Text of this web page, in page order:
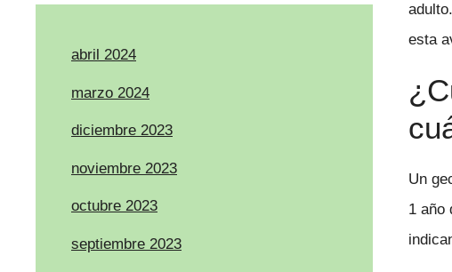
esta
Un
1 año
abril 2024
marzo 2024
diciembre 2023
noviembre 2023
octubre 2023
septiembre 2023